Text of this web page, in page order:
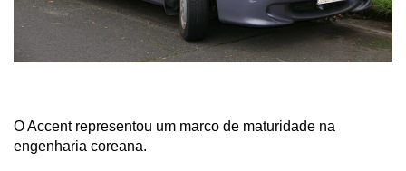
O Accent representou um marco de maturidade na
engenharia coreana.